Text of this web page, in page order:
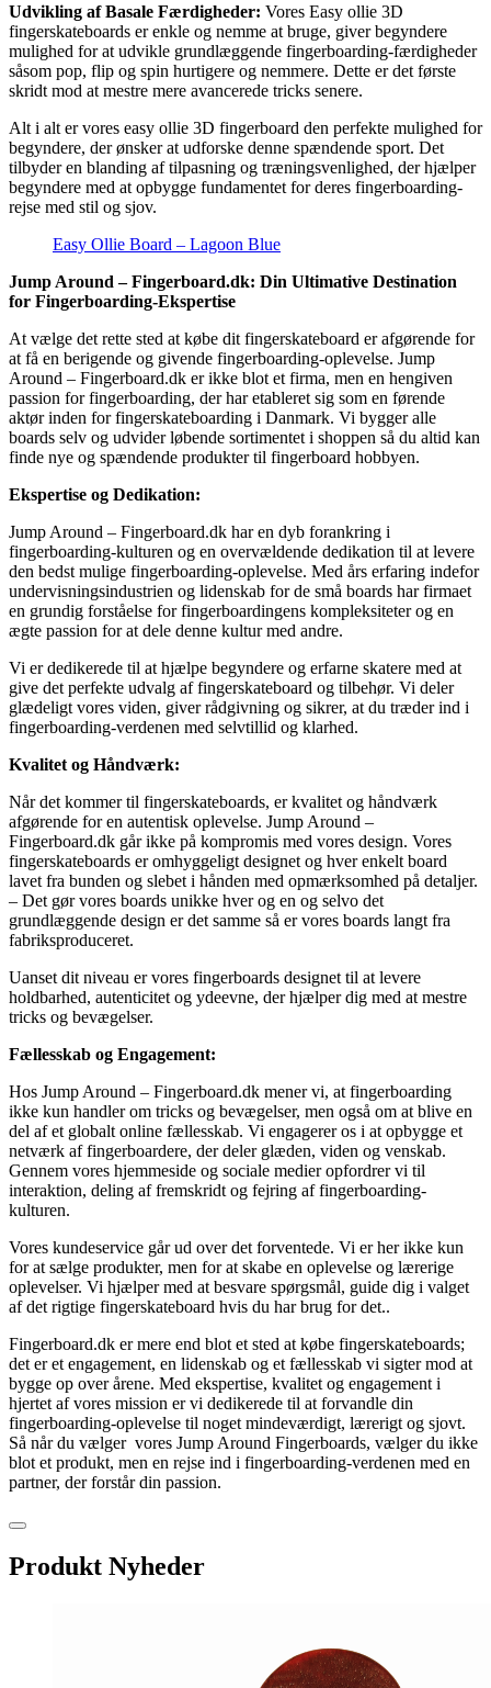
Udvikling af Basale Færdigheder: Vores Easy ollie 3D
fingerskateboards er enkle og nemme at bruge, giver begyndere
mulighed for at udvikle grundlæggende fingerboarding-færdigheder
såsom pop, flip og spin hurtigere og nemmere. Dette er det første
skridt mod at mestre mere avancerede tricks senere.
Alt i alt er vores easy ollie 3D fingerboard den perfekte mulighed for
begyndere, der ønsker at udforske denne spændende sport. Det
tilbyder en blanding af tilpasning og træningsvenlighed, der hjælper
begyndere med at opbygge fundamentet for deres fingerboarding-
rejse med stil og sjov.
Easy Ollie Board – Lagoon Blue
Jump Around – Fingerboard.dk: Din Ultimative Destination
for Fingerboarding-Ekspertise
At vælge det rette sted at købe dit fingerskateboard er afgørende for
at få en berigende og givende fingerboarding-oplevelse. Jump
Around – Fingerboard.dk er ikke blot et firma, men en hengiven
passion for fingerboarding, der har etableret sig som en førende
aktør inden for fingerskateboarding i Danmark. Vi bygger alle
boards selv og udvider løbende sortimentet i shoppen så du altid kan
finde nye og spændende produkter til fingerboard hobbyen.
Ekspertise og Dedikation:
Jump Around – Fingerboard.dk har en dyb forankring i
fingerboarding-kulturen og en overvældende dedikation til at levere
den bedst mulige fingerboarding-oplevelse. Med års erfaring indefor
undervisningsindustrien og lidenskab for de små boards har firmaet
en grundig forståelse for fingerboardingens kompleksiteter og en
ægte passion for at dele denne kultur med andre.
Vi er dedikerede til at hjælpe begyndere og erfarne skatere med at
give det perfekte udvalg af fingerskateboard og tilbehør. Vi deler
glædeligt vores viden, giver rådgivning og sikrer, at du træder ind i
fingerboarding-verdenen med selvtillid og klarhed.
Kvalitet og Håndværk:
Når det kommer til fingerskateboards, er kvalitet og håndværk
afgørende for en autentisk oplevelse. Jump Around –
Fingerboard.dk går ikke på kompromis med vores design. Vores
fingerskateboards er omhyggeligt designet og hver enkelt board
lavet fra bunden og slebet i hånden med opmærksomhed på detaljer.
– Det gør vores boards unikke hver og en og selvo det
grundlæggende design er det samme så er vores boards langt fra
fabriksproduceret.
Uanset dit niveau er vores fingerboards designet til at levere
holdbarhed, autenticitet og ydeevne, der hjælper dig med at mestre
tricks og bevægelser.
Fællesskab og Engagement:
Hos Jump Around – Fingerboard.dk mener vi, at fingerboarding
ikke kun handler om tricks og bevægelser, men også om at blive en
del af et globalt online fællesskab. Vi engagerer os i at opbygge et
netværk af fingerboardere, der deler glæden, viden og venskab.
Gennem vores hjemmeside og sociale medier opfordrer vi til
interaktion, deling af fremskridt og fejring af fingerboarding-
kulturen.
Vores kundeservice går ud over det forventede. Vi er her ikke kun
for at sælge produkter, men for at skabe en oplevelse og lærerige
oplevelser. Vi hjælper med at besvare spørgsmål, guide dig i valget
af det rigtige fingerskateboard hvis du har brug for det..
Fingerboard.dk er mere end blot et sted at købe fingerskateboards;
det er et engagement, en lidenskab og et fællesskab vi sigter mod at
bygge op over årene. Med ekspertise, kvalitet og engagement i
hjertet af vores mission er vi dedikerede til at forvandle din
fingerboarding-oplevelse til noget mindeværdigt, lærerigt og sjovt.
Så når du vælger vores Jump Around Fingerboards, vælger du ikke
blot et produkt, men en rejse ind i fingerboarding-verdenen med en
partner, der forstår din passion.
Produkt Nyheder